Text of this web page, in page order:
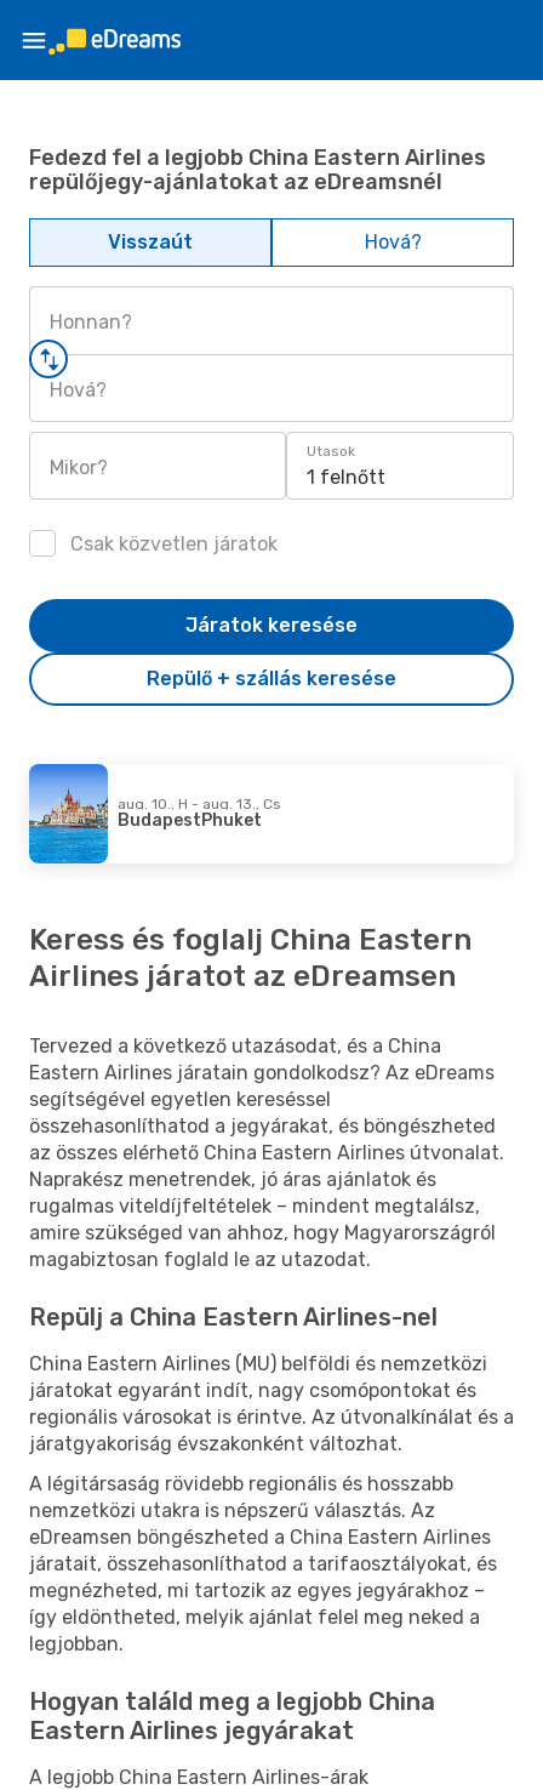
Fedezd fel a legjobb China Eastern Airlines
repülőjegy-ajánlatokat az eDreamsnél
Visszaút Hová?
Honnan?
Hová?
Mikor?
Utasok
1 felnőtt
Csak közvetlen járatok
Repülő + szállás keresése
Járatok keresése
aug. 10., H - aug. 13., Cs
BudapestPhuket
Keress és foglalj China Eastern
Airlines járatot az eDreamsen
Tervezed a következő utazásodat, és a China
Eastern Airlines járatain gondolkodsz? Az eDreams
segítségével egyetlen kereséssel
összehasonlíthatod a jegyárakat, és böngészheted
az összes elérhető China Eastern Airlines útvonalat.
Naprakész menetrendek, jó áras ajánlatok és
rugalmas viteldíjfeltételek – mindent megtalálsz,
amire szükséged van ahhoz, hogy Magyarországról
magabiztosan foglald le az utazodat.
Repülj a China Eastern Airlines-nel
China Eastern Airlines (MU) belföldi és nemzetközi
járatokat egyaránt indít, nagy csomópontokat és
regionális városokat is érintve. Az útvonalkínálat és a
járatgyakoriság évszakonként változhat.
A légitársaság rövidebb regionális és hosszabb
nemzetközi utakra is népszerű választás. Az
eDreamsen böngészheted a China Eastern Airlines
járatait, összehasonlíthatod a tarifaosztályokat, és
megnézheted, mi tartozik az egyes jegyárakhoz –
így eldöntheted, melyik ajánlat felel meg neked a
legjobban.
Hogyan találd meg a legjobb China
Eastern Airlines jegyárakat
A legjobb China Eastern Airlines-árak